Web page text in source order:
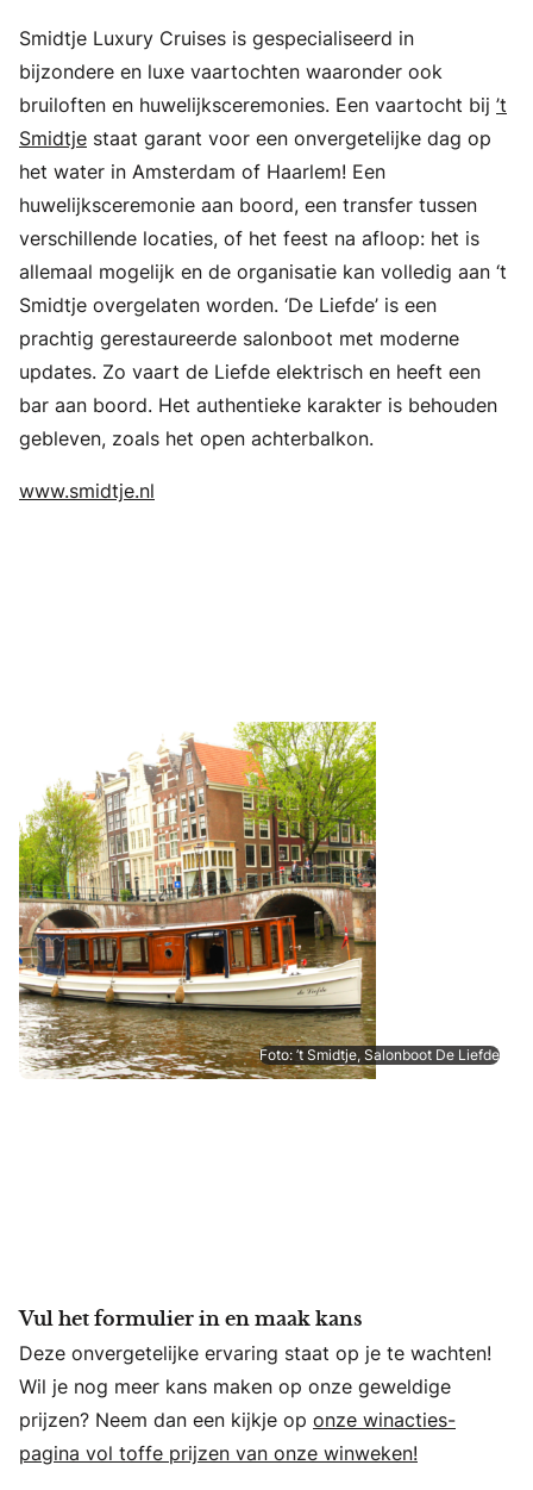
Smidtje Luxury Cruises is gespecialiseerd in
bijzondere en luxe vaartochten waaronder ook
bruiloften en huwelijksceremonies. Een vaartocht bij ’t
Smidtje staat garant voor een onvergetelijke dag op
het water in Amsterdam of Haarlem! Een
huwelijksceremonie aan boord, een transfer tussen
verschillende locaties, of het feest na afloop: het is
allemaal mogelijk en de organisatie kan volledig aan ‘t
Smidtje overgelaten worden. ‘De Liefde’ is een
prachtig gerestaureerde salonboot met moderne
updates. Zo vaart de Liefde elektrisch en heeft een
bar aan boord. Het authentieke karakter is behouden
gebleven, zoals het open achterbalkon.
www.smidtje.nl
Foto: ’t Smidtje, Salonboot De Liefde
Vul het formulier in en maak kans
Deze onvergetelijke ervaring staat op je te wachten!
Wil je nog meer kans maken op onze geweldige
prijzen? Neem dan een kijkje op onze winacties-
pagina vol toffe prijzen van onze winweken!